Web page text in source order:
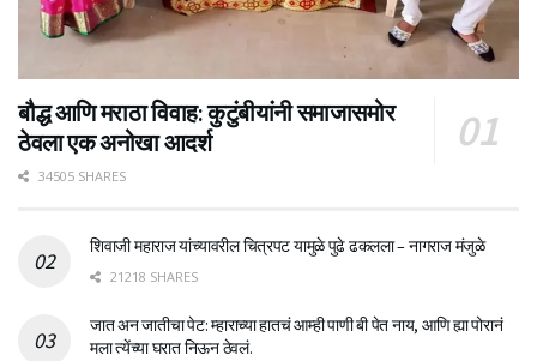
बौद्ध आणि मराठा विवाह: कुटुंबीयांनी समाजासमोर
ठेवला एक अनोखा आदर्श
34505 SHARES
शिवाजी महाराज यांच्यावरील चित्रपट यामुळे पुढे ढकलला – नागराज मंजुळे
21218 SHARES
जात अन जातीचा पेट: म्हाराच्या हातचं आम्ही पाणी बी पेत नाय, आणि ह्या पोरानं
मला त्येंच्या घरात निऊन ठेवलं.